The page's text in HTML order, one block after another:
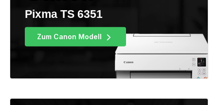
Pixma TS 6351
Zum Canon Modell